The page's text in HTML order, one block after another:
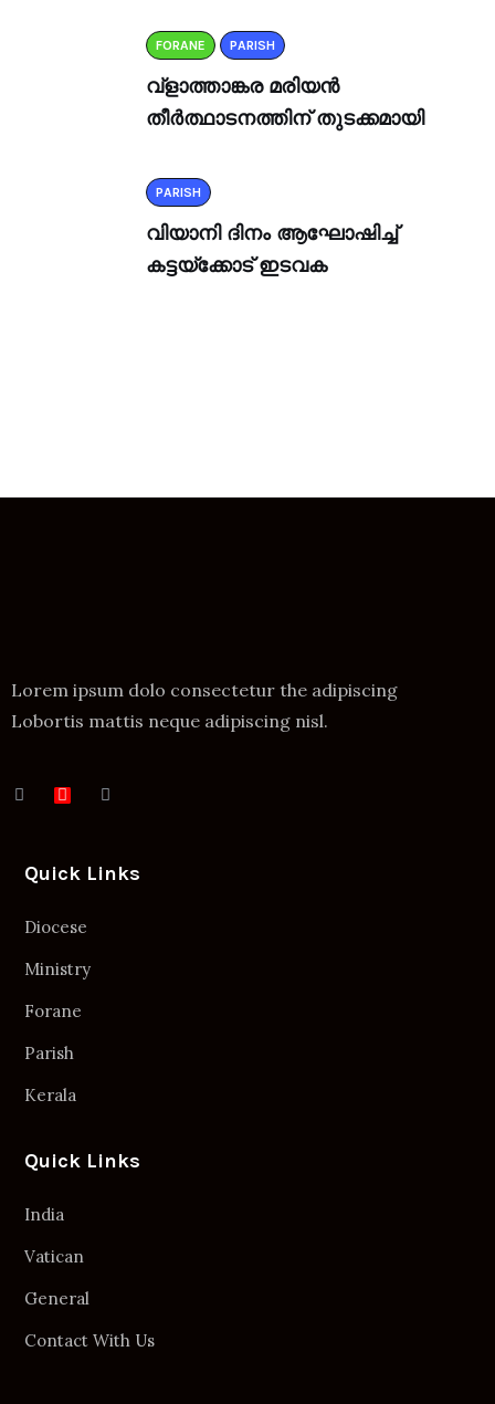
FORANE PARISH
വ്ളാത്താങ്കര മരിയൻ
തീർത്ഥാടനത്തിന് തുടക്കമായി
PARISH
വിയാനി ദിനം ആഘോഷിച്ച്
കട്ടയ്ക്കോട് ഇടവക
Lorem ipsum dolo consectetur the adipiscing
Lobortis mattis neque adipiscing nisl.
Quick Links
Diocese
Ministry
Forane
Parish
Kerala
Quick Links
India
Vatican
General
Contact With Us